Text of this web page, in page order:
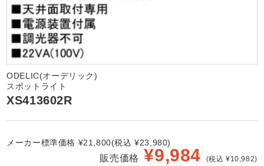
ODELIC(オーデリック)
スポットライト
XS413602R
メーカー標準価格 ¥21,800(税込 ¥23,980)
販売価格 ¥9,984 (税込 ¥10,982)